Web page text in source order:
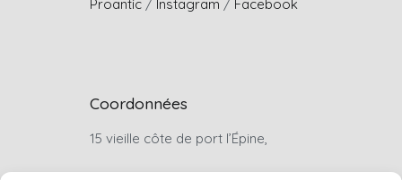
Proantic / Instagram / Facebook
Coordonnées
15 vieille côte de port l’Épine,